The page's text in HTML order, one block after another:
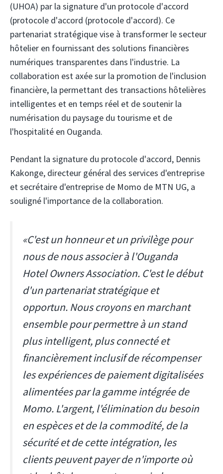
(UHOA) par la signature d'un protocole d'accord
(protocole d'accord (protocole d'accord). Ce
partenariat stratégique vise à transformer le secteur
hôtelier en fournissant des solutions financières
numériques transparentes dans l'industrie. La
collaboration est axée sur la promotion de l'inclusion
financière, la permettant des transactions hôtelières
intelligentes et en temps réel et de soutenir la
numérisation du paysage du tourisme et de
l'hospitalité en Ouganda.
Pendant la signature du protocole d'accord, Dennis
Kakonge, directeur général des services d'entreprise
et secrétaire d'entreprise de Momo de MTN UG, a
souligné l'importance de la collaboration.
«C'est un honneur et un privilège pour
nous de nous associer à l'Ouganda
Hotel Owners Association. C'est le début
d'un partenariat stratégique et
opportun. Nous croyons en marchant
ensemble pour permettre à un stand
plus intelligent, plus connecté et
financièrement inclusif de récompenser
les expériences de paiement digitalisées
alimentées par la gamme intégrée de
Momo. L'argent, l'élimination du besoin
en espèces et de la commodité, de la
sécurité et de cette intégration, les
clients peuvent payer de n'importe où